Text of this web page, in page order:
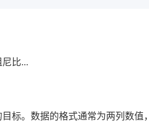
比...
标。数据的格式通常为两列数值